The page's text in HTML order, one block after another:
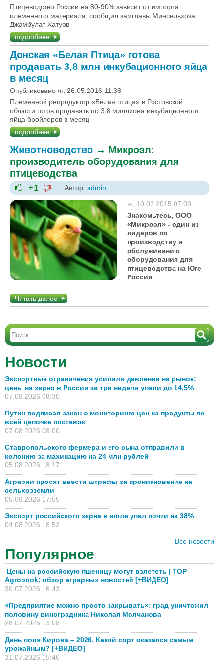
Птицеводство России на 80-90% зависит от импорта
племенного материала, сообщил замглавы Минсельхоза
Джамбулат Хатуов
подробнее
Донская «Белая Птица» готова
продавать 3,8 млн инкубационного яйца
в месяц
Опубликовано чт, 26.05.2016 11:38
Племенной репродуктор «Белая птица» в Ростовской
области готов продавать по 3,8 миллиона инкубационного
яйца бройлеров в месяц
подробнее
Животноводство → Микроэл:
производитель оборудования для
птицеводства
+1
+1
-1
Автор: admin
вт, 10.03.2015 07:03
Знакомьтесь, ООО
«Микроэл» - один из
лидеров по
производству и
обслуживанию
оборудования для
птицеводства на Юге
России
Читать далее
Новости
Экспортные ограничения усилили давление на рынок:
цены на зерно в России за три недели упали до 14,5%
07.08.2026 08:30
Путин подписал закон о мониторинге цен на продукты по
всей цепочке поставок
07.08.2026 08:00
Ставропольского фермера и его сына отправили в
колонию за махинацию на 24 млн рублей
05.08.2026 18:17
Аграрии просят ввести штрафы за проникновение на
сельхозземли
05.08.2026 17:55
Экспорт российского зерна в июле упал почти на 38%
04.08.2026 18:52
Все новости
Популярное
Цены на российскую пшеницу могут взлететь | TOP
Agrobook: обзор аграрных новостей [+ВИДЕО]
30.07.2026 16:43
«Предприятие можно просто закрывать»: град уничтожил
половину виноградника Николая Молчанова
28.07.2026 13:08
День поля Кирова – 2026. Какой сорт оказался самым
урожайным? [+ВИДЕО]
31.07.2026 15:46